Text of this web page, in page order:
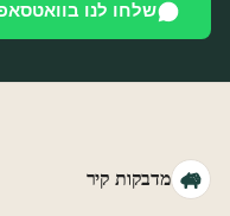
שלחו לנו
מדבקות קיר